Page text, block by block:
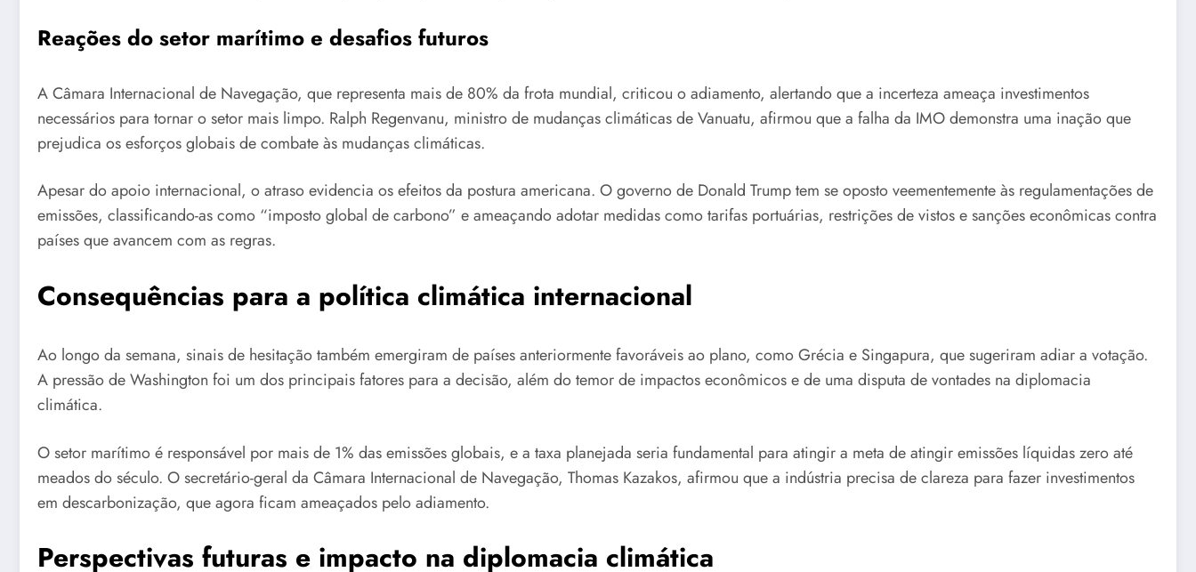
Reações do setor marítimo e desafios futuros
A Câmara Internacional de Navegação, que representa mais de 80% da frota mundial, criticou o adiamento, alertando que a incerteza ameaça investimentos
necessários para tornar o setor mais limpo. Ralph Regenvanu, ministro de mudanças climáticas de Vanuatu, afirmou que a falha da IMO demonstra uma inação que
prejudica os esforços globais de combate às mudanças climáticas.
Apesar do apoio internacional, o atraso evidencia os efeitos da postura americana. O governo de Donald Trump tem se oposto veementemente às regulamentações de
emissões, classificando-as como “imposto global de carbono” e ameaçando adotar medidas como tarifas portuárias, restrições de vistos e sanções econômicas contra
países que avancem com as regras.
Consequências para a política climática internacional
Ao longo da semana, sinais de hesitação também emergiram de países anteriormente favoráveis ao plano, como Grécia e Singapura, que sugeriram adiar a votação.
A pressão de Washington foi um dos principais fatores para a decisão, além do temor de impactos econômicos e de uma disputa de vontades na diplomacia
climática.
O setor marítimo é responsável por mais de 1% das emissões globais, e a taxa planejada seria fundamental para atingir a meta de atingir emissões líquidas zero até
meados do século. O secretário-geral da Câmara Internacional de Navegação, Thomas Kazakos, afirmou que a indústria precisa de clareza para fazer investimentos
em descarbonização, que agora ficam ameaçados pelo adiamento.
Perspectivas futuras e impacto na diplomacia climática